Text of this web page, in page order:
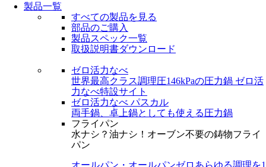
製品一覧
すべての製品を見る
部品のご購入
製品スペック一覧
取扱説明書ダウンロード
ゼロ活力なべ
世界最高クラス調理圧146kPaの圧力鍋 ゼロ活
力なべ特設サイト
ゼロ活力なべ パスカル
両手鍋、卓上鍋としても使える圧力鍋
フライパン
水ナシ？油ナシ！オーブン不要の鋳物フライ
パン
オールパン・オールパンゼロ あらゆる調理を1